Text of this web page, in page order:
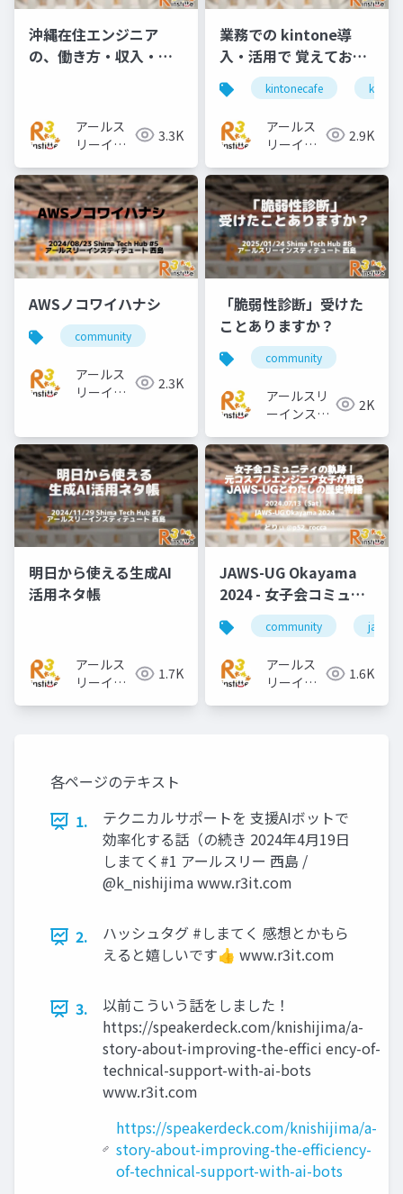
沖縄在住エンジニア
の、働き方・収入・将
アールス
リーイン
ュート
3.3K
業務での kintone導
入・活用で 覚えておき
たい ○○○○
kintonecafe
アールス
リーイン
ュート
2.9K
AWSノコワイハナシ
community
アールス
リーイン
2.3K
「脆弱性診断」受けた
ことありますか？
community
アールスリ
ーインステ
2K
明日から使える生成AI
活用ネタ帳
アールス
リーイン
1.7K
JAWS-UG Okayama
2024 - 女子会コミュニ
ティの軌跡！元コスプ
レエンジニア女子が語
るJAWS-UGとわたしの
歴史物語
community jawsug
アールス
リーイン
1.6K
各ページのテキスト
1.
テクニカルサポートを 支援AIボットで
効率化する話（の続き 2024年4月19日
しまてく#1 アールスリー 西島 /
@k_nishijima www.r3it.com
2.
ハッシュタグ #しまてく 感想とかもら
えると嬉しいです👍 www.r3it.com
3.
以前こういう話をしました！
https://speakerdeck.com/knishijima/a-
story-about-improving-the-effici ency-of-
technical-support-with-ai-bots
www.r3it.com
https://speakerdeck.com/knishijima/a-
story-about-improving-the-efficiency-
of-technical-support-with-ai-bots